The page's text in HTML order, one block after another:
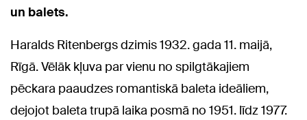
un balets.
Haralds Ritenbergs dzimis 1932. gada 11. maijā,
Rīgā. Vēlāk kļuva par vienu no spilgtākajiem
pēckara paaudzes romantiskā baleta ideāliem,
dejojot baleta trupā laika posmā no 1951. līdz 1977.